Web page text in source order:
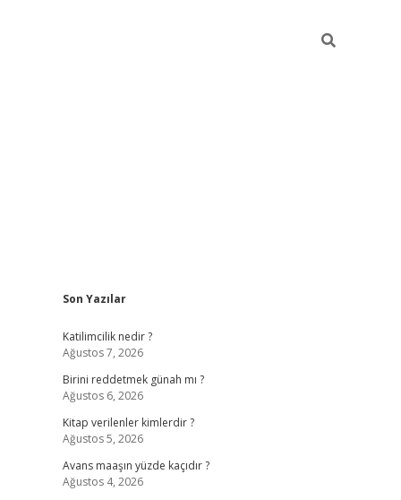
Sidebar
Son Yazılar
Katilimcilik nedir ?
Ağustos 7, 2026
Birini reddetmek günah mı ?
Ağustos 6, 2026
Kitap verilenler kimlerdir ?
Ağustos 5, 2026
Avans maaşın yüzde kaçıdır ?
Ağustos 4, 2026
ilbet girişhttps://betexpergiris.casino/